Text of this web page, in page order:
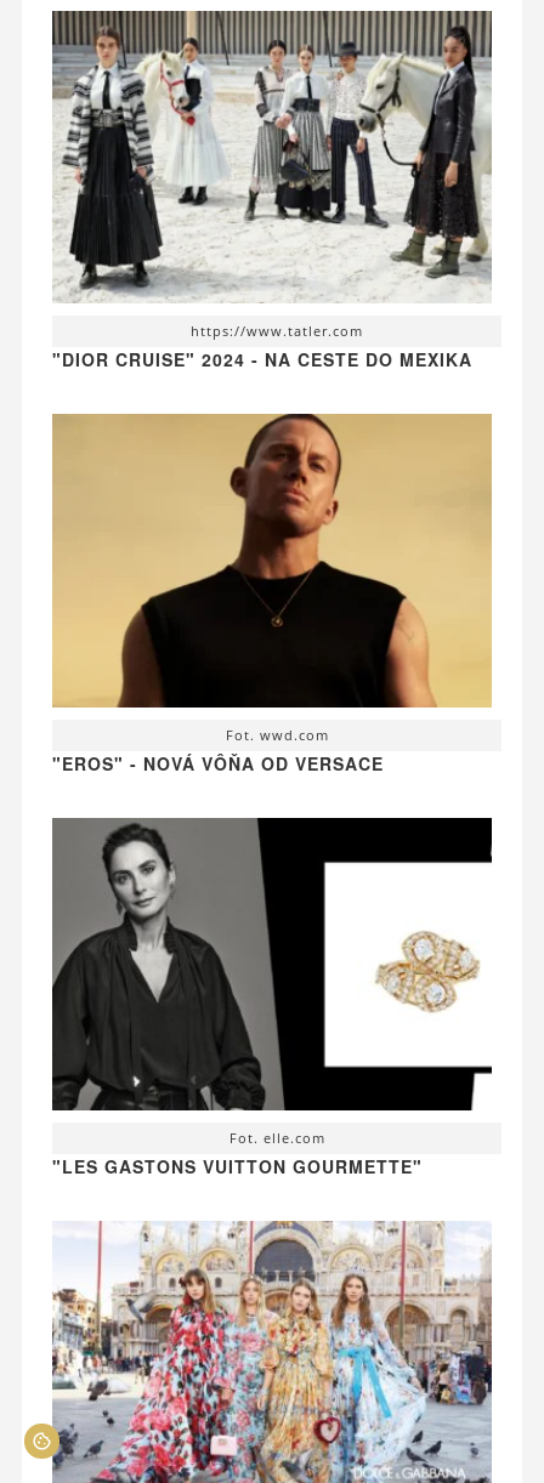
https://www.tatler.com
"DIOR CRUISE" 2024 - NA CESTE DO MEXIKA
Fot. wwd.com
"EROS" - NOVÁ VÔŇA OD VERSACE
Fot. elle.com
"LES GASTONS VUITTON GOURMETTE"